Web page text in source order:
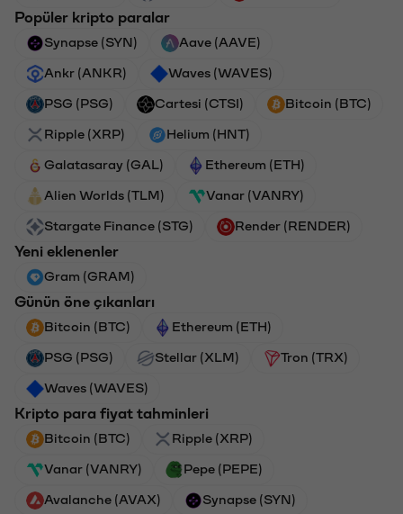
Popüler kripto paralar
Synapse (SYN) Aave (AAVE)
Ankr (ANKR) Waves (WAVES)
PSG (PSG) Cartesi (CTSI) Bitcoin (BTC)
Ripple (XRP) Helium (HNT)
Galatasaray (GAL) Ethereum (ETH)
Alien Worlds (TLM) Vanar (VANRY)
Stargate Finance (STG) Render (RENDER)
Yeni eklenenler
Gram (GRAM)
Günün öne çıkanları
Bitcoin (BTC) Ethereum (ETH)
PSG (PSG) Stellar (XLM) Tron (TRX)
Waves (WAVES)
Kripto para fiyat tahminleri
Bitcoin (BTC) Ripple (XRP)
Vanar (VANRY) Pepe (PEPE)
Avalanche (AVAX) Synapse (SYN)